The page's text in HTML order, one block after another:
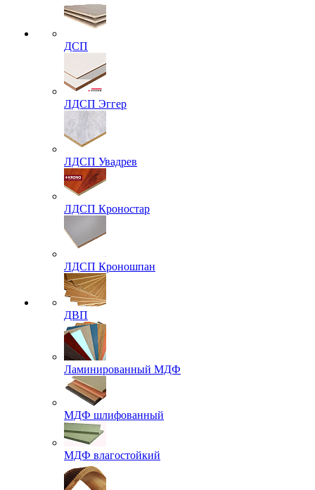
ДСП
ЛДСП Эггер
ЛДСП Увадрев
ЛДСП Кроностар
ЛДСП Кроношпан
ДВП
Ламинированный МДФ
МДФ шлифованный
МДФ влагостойкий